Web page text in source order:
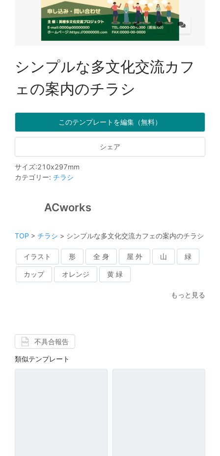
シンプルな多文化交流カフ
ェの案内のチラシ
このテンプレートを編集（無料）
シェア
サイズ:210x297mm
カテゴリー: チラシ
ACworks
TOP > チラシ > シンプルな多文化交流カフェの案内のチラシ
イラスト 形 全 身 屋 外 山 緑
カップ オレンジ 黄 緑
もっと見る
不具合報告
類似テンプレート